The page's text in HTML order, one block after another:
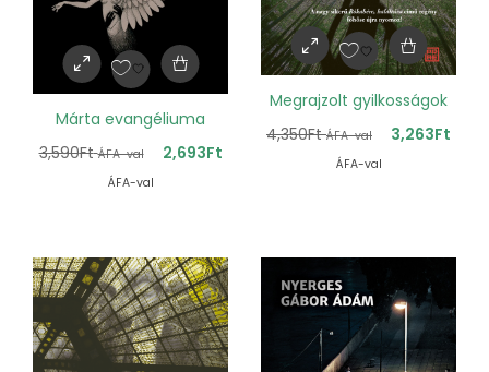
Márta evangéliuma
3,590Ft ÁFA-val 2,693Ft
ÁFA-val
Megrajzolt gyilkosságok
4,350Ft ÁFA-val 3,263Ft
ÁFA-val